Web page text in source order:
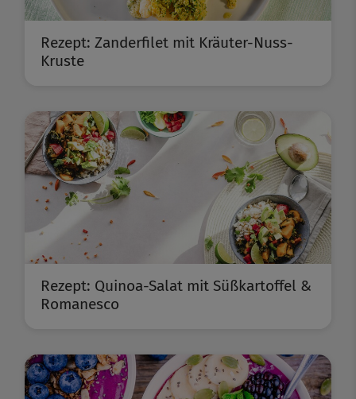
Rezept: Zanderfilet mit Kräuter-Nuss-
Kruste
Rezept: Quinoa-Salat mit Süßkartoffel &
Romanesco